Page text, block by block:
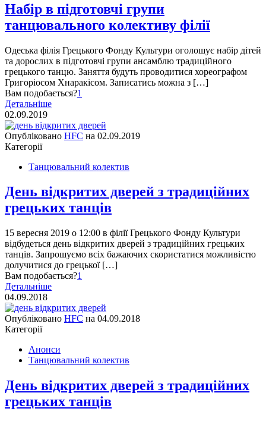
Набір в підготовчі групи
танцювального колективу філії
Одеська філія Грецького Фонду Культури оголошує набір дітей
та дорослих в підготовчі групи ансамблю традиційного
грецького танцю. Заняття будуть проводитися хореографом
Григоріосом Хнаракісом. Записатись можна з […]
Вам подобається?1
Детальніше
02.09.2019
Опубліковано HFC на 02.09.2019
Категорії
Танцювальний колектив
День відкритих дверей з традиційних
грецьких танців
15 вересня 2019 о 12:00 в філії Грецького Фонду Культури
відбудеться день відкритих дверей з традиційних грецьких
танців. Запрошуємо всіх бажаючих скористатися можливістю
долучитися до грецької […]
Вам подобається?1
Детальніше
04.09.2018
Опубліковано HFC на 04.09.2018
Категорії
Анонси
Танцювальний колектив
День відкритих дверей з традиційних
грецьких танців